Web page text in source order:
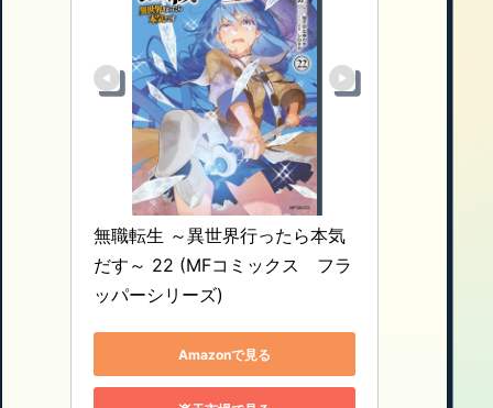
無職転生 ～異世界行ったら本気
だす～ 22 (MFコミックス　フラ
ッパーシリーズ)
Amazonで見る